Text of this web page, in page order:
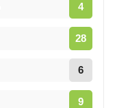
4
28
6
9